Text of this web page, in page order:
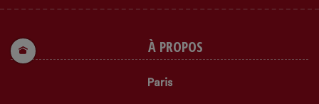
À PROPOS
Paris